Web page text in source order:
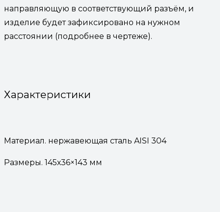
направляющую в соответствующий разъём, и
изделие будет зафиксировано на нужном
расстоянии (подробнее в чертеже).
Характеристики
Материал. нержавеющая сталь AISI 304
Размеры. 145х36×143 мм